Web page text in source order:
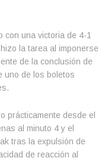
con una victoria de 4-1
la tarea al imponerse
de la conclusión de
uno de los boletos
prácticamente desde el
al minuto 4 y el
tras la expulsión de
de reacción al